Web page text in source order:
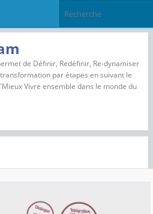
de Définir, Redéfinir, Re-dynamiser
par étapes en suivant le
Vivre ensemble dans le monde du